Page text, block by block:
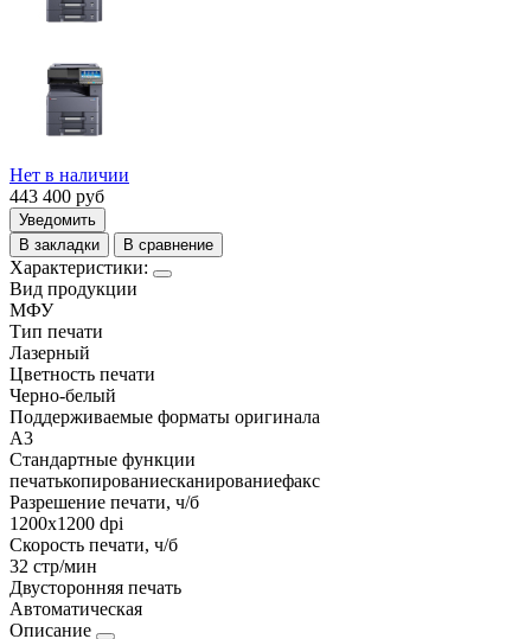
Нет в наличии
443 400 руб
Уведомить
В закладки
В сравнение
Характеристики:
Вид продукции
МФУ
Тип печати
Лазерный
Цветность печати
Черно-белый
Поддерживаемые форматы оригинала
A3
Стандартные функции
печатькопированиесканированиефакс
Разрешение печати, ч/б
1200x1200 dpi
Скорость печати, ч/б
32 стр/мин
Двусторонняя печать
Автоматическая
Описание